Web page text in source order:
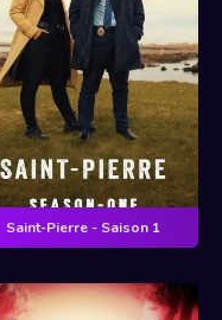
Saint-Pierre - Saison 1